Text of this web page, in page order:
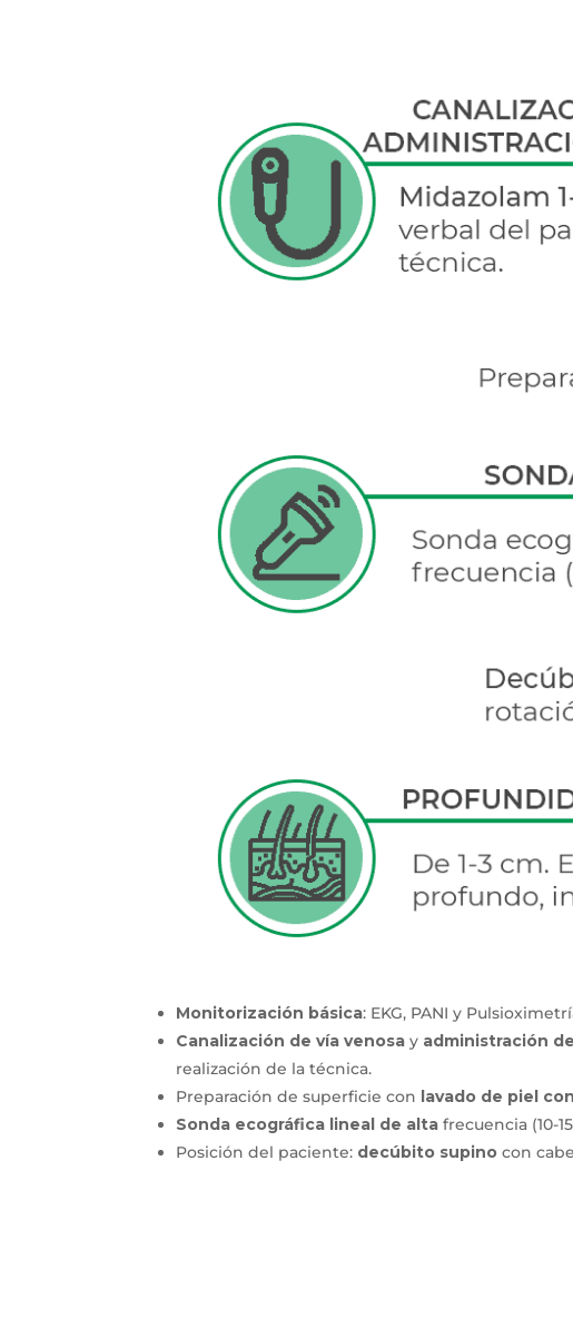
Monitorización básica: EKG, PANI y
Canalización de vía venosa y administración
realización de la técnica.
Preparación de superficie con lavado de piel
Sonda ecográfica lineal de alta frecuencia (10-
Posición del paciente: decúbito supino con